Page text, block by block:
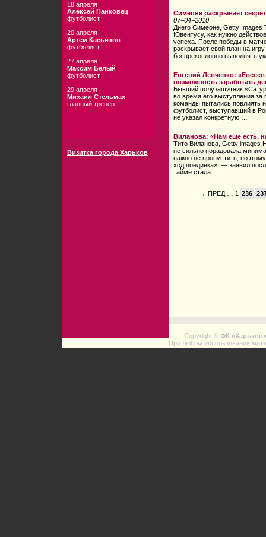
18 апреля
Алексей Панковец
футболист
20 апреля
Артем Касьянов
футболист
27 апреля
Максим Белый
футболист
29 апреля
Михаил Стельмах
главный тренер
Визитка города Харьков
Симеоне раскрывает
07−04−2010
Диего Симеоне, Getty Images
Ювентусу, как нужно
успеха. После победы в
раскрывает свой план на
беспрекословно выполнять
Евгений Левченко:
возможность заработать
Бывший полузащитник
во время его выступления за
команды пытались повлиять
футболист, выступавший в
не указал конкретную …
Виланова: «Нам еще есть,
Тито Виланова, Getty images
не сильно порадовала
важно не пропустить,
ход поединка», — заявил
тайме стала …
←ПРЕД… 1 236
Copyright © ФК «Харьков»
При любом использовании